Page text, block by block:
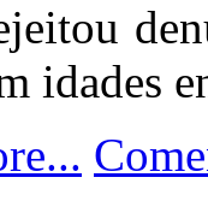
idades